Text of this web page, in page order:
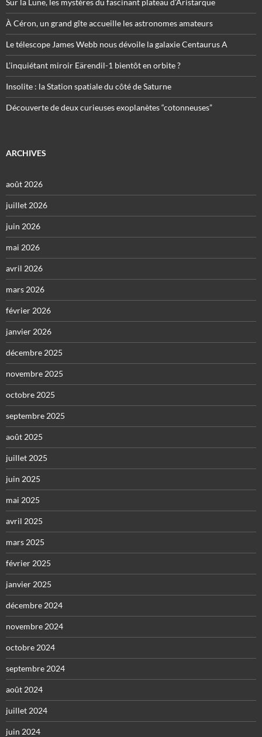
À Céron, un grand gîte accueille les astronomes amateurs
Le télescope James Webb nous dévoile la galaxie Centaurus A
L’inquiétant miroir Eärendil-1 bientôt en orbite ?
Insolite : la Station spatiale du côté de Saturne
Découverte de deux curieuses exoplanètes “cotonneuses”
ARCHIVES
août 2026
juillet 2026
juin 2026
mai 2026
avril 2026
mars 2026
février 2026
janvier 2026
décembre 2025
novembre 2025
octobre 2025
septembre 2025
août 2025
juillet 2025
juin 2025
mai 2025
avril 2025
mars 2025
février 2025
janvier 2025
décembre 2024
novembre 2024
octobre 2024
septembre 2024
août 2024
juillet 2024
juin 2024